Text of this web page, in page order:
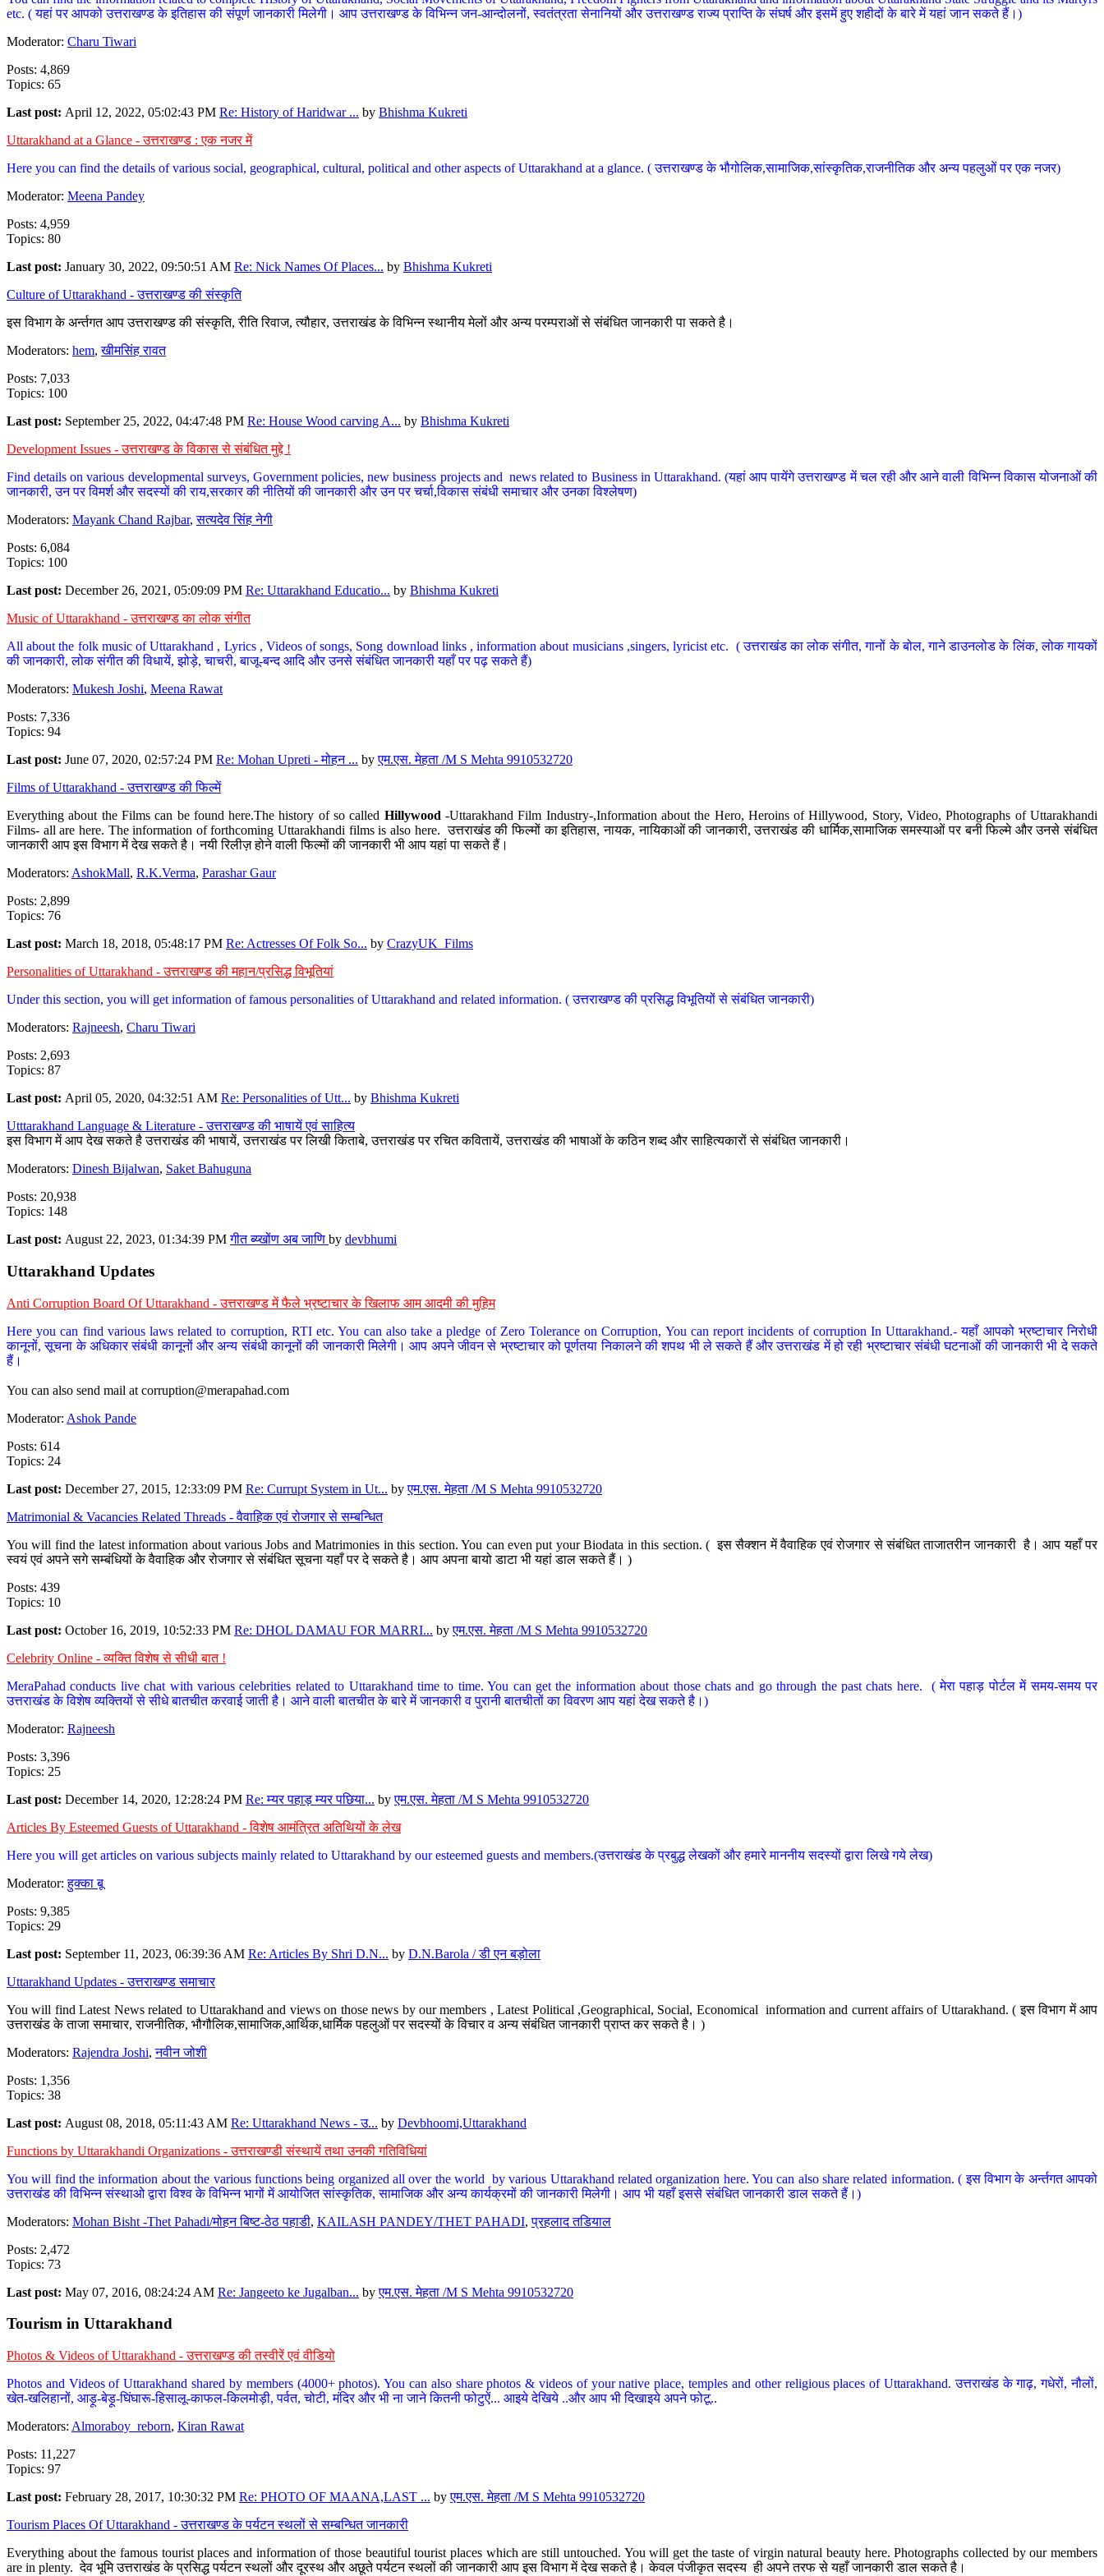
etc. ( यहां पर आपको उत्तराखण्ड के इतिहास की संपूर्ण जानकारी मिलेगी। आप उत्तराखण्ड के विभिन्न जन-आन्दोलनों, स्वतंत्रता सेनानियों और उत्तराखण्ड राज्य प्राप्ति के संघर्ष और इसमें हुए शहीदों के बारे में यहां जान सकते हैं।)
Moderator: Charu Tiwari
Posts: 4,869
Topics: 65
Last post: April 12, 2022, 05:02:43 PM Re: History of Haridwar ... by Bhishma Kukreti
Uttarakhand at a Glance - उत्तराखण्ड : एक नजर में
Here you can find the details of various social, geographical, cultural, political and other aspects of Uttarakhand at a glance. ( उत्तराखण्ड के भौगोलिक,सामाजिक,सांस्कृतिक,राजनीतिक और अन्य पहलुओं पर एक नजर)
Moderator: Meena Pandey
Posts: 4,959
Topics: 80
Last post: January 30, 2022, 09:50:51 AM Re: Nick Names Of Places... by Bhishma Kukreti
Culture of Uttarakhand - उत्तराखण्ड की संस्कृति
इस विभाग के अर्न्तगत आप उत्तराखण्ड की संस्कृति, रीति रिवाज, त्यौहार, उत्तराखंड के विभिन्न स्थानीय मेलों और अन्य परम्पराओं से संबंधित जानकारी पा सकते है।
Moderators: hem,खीमसिंह रावत
Posts: 7,033
Topics: 100
Last post: September 25, 2022, 04:47:48 PM Re: House Wood carving A... by Bhishma Kukreti
Development Issues - उत्तराखण्ड के विकास से संबंधित मुद्दे !
Find details on various developmental surveys, Government policies, new business projects and news related to Business in Uttarakhand. (यहां आप पायेंगे उत्तराखण्ड में चल रही और आने वाली विभिन्न विकास योजनाओं की
जानकारी, उन पर विमर्श और सदस्यों की राय,सरकार की नीतियों की जानकारी और उन पर चर्चा,विकास संबंधी समाचार और उनका विश्लेषण)
Moderators: Mayank Chand Rajbar,सत्यदेव सिंह नेगी
Posts: 6,084
Topics: 100
Last post: December 26, 2021, 05:09:09 PM Re: Uttarakhand Educatio... by Bhishma Kukreti
Music of Uttarakhand - उत्तराखण्ड का लोक संगीत
All about the folk music of Uttarakhand , Lyrics , Videos of songs, Song download links , information about musicians ,singers, lyricist etc. ( उत्तराखंड का लोक संगीत, गानों के बोल, गाने डाउनलोड के लिंक, लोक गायकों
की जानकारी, लोक संगीत की विधायें, झोड़े, चाचरी, बाजू-बन्द आदि और उनसे संबंधित जानकारी यहाँ पर पढ़ सकते हैं)
Moderators: Mukesh Joshi, Meena Rawat
Posts: 7,336
Topics: 94
Last post: June 07, 2020, 02:57:24 PM Re: Mohan Upreti - मोहन ... byएम.एस. मेहता /M S Mehta 9910532720
Films of Uttarakhand - उत्तराखण्ड की फिल्में
Everything about the Films can be found here.The history of so called Hillywood-Uttarakhand Film Industry-,Information about the Hero, Heroins of Hillywood, Story, Video, Photographs of Uttarakhandi
Films- all are here. The information of forthcoming Uttarakhandi films is also here. उत्तराखंड की फिल्मों का इतिहास, नायक, नायिकाओं की जानकारी, उत्तराखंड की धार्मिक,सामाजिक समस्याओं पर बनी फिल्मे और उनसे संबंधित
जानकारी आप इस विभाग में देख सकते है। नयी रिलीज़ होने वाली फिल्मों की जानकारी भी आप यहां पा सकते हैं।
Moderators: AshokMall, R.K.Verma, Parashar Gaur
Posts: 2,899
Topics: 76
Last post: March 18, 2018, 05:48:17 PM Re: Actresses Of Folk So... by CrazyUK_Films
Personalities of Uttarakhand - उत्तराखण्ड की महान/प्रसिद्ध विभूतियां
Under this section, you will get information of famous personalities of Uttarakhand and related information. ( उत्तराखण्ड की प्रसिद्ध विभूतियों से संबंधित जानकारी)
Moderators: Rajneesh, Charu Tiwari
Posts: 2,693
Topics: 87
Last post: April 05, 2020, 04:32:51 AM Re: Personalities of Utt... by Bhishma Kukreti
Utttarakhand Language & Literature - उत्तराखण्ड की भाषायें एवं साहित्य
इस विभाग में आप देख सकते है उत्तराखंड की भाषायें, उत्तराखंड पर लिखी किताबे, उत्तराखंड पर रचित कवितायें, उत्तराखंड की भाषाओं के कठिन शब्द और साहित्यकारों से संबंधित जानकारी।
Moderators: Dinesh Bijalwan, Saket Bahuguna
Posts: 20,938
Topics: 148
Last post: August 22, 2023, 01:34:39 PMगीत ब्य्खोंण अब जाणि by devbhumi
Uttarakhand Updates
Anti Corruption Board Of Uttarakhand - उत्तराखण्ड में फैले भ्रष्टाचार के खिलाफ आम आदमी की मुहिम
Here you can find various laws related to corruption, RTI etc. You can also take a pledge of Zero Tolerance on Corruption, You can report incidents of corruption In Uttarakhand.- यहाँ आपको भ्रष्टाचार निरोधी
कानूनों, सूचना के अधिकार संबंधी कानूनों और अन्य संबंधी कानूनों की जानकारी मिलेगी। आप अपने जीवन से भ्रष्टाचार को पूर्णतया निकालने की शपथ भी ले सकते हैं और उत्तराखंड में हो रही भ्रष्टाचार संबंधी घटनाओं की जानकारी भी दे सकते
हैं।
You can also send mail at corruption@merapahad.com
Moderator: Ashok Pande
Posts: 614
Topics: 24
Last post: December 27, 2015, 12:33:09 PM Re: Currupt System in Ut... byएम.एस. मेहता /M S Mehta 9910532720
Matrimonial & Vacancies Related Threads - वैवाहिक एवं रोजगार से सम्बन्धित
You will find the latest information about various Jobs and Matrimonies in this section. You can even put your Biodata in this section. ( इस सैक्शन में वैवाहिक एवं रोजगार से संबंधित ताजातरीन जानकारी है। आप यहाँ पर
स्वयं एवं अपने सगे सम्बंधियों के वैवाहिक और रोजगार से संबंधित सूचना यहाँ पर दे सकते है। आप अपना बायो डाटा भी यहां डाल सकते हैं। )
Posts: 439
Topics: 10
Last post: October 16, 2019, 10:52:33 PM Re: DHOL DAMAU FOR MARRI... byएम.एस. मेहता /M S Mehta 9910532720
Celebrity Online - व्यक्ति विशेष से सीधी बात !
MeraPahad conducts live chat with various celebrities related to Uttarakhand time to time. You can get the information about those chats and go through the past chats here. ( मेरा पहाड़ पोर्टल में समय-समय पर
उत्तराखंड के विशेष व्यक्तियों से सीधे बातचीत करवाई जाती है। आने वाली बातचीत के बारे में जानकारी व पुरानी बातचीतों का विवरण आप यहां देख सकते है।)
Moderator: Rajneesh
Posts: 3,396
Topics: 25
Last post: December 14, 2020, 12:28:24 PM Re: म्यर पहाड़ म्यर पछिया... byएम.एस. मेहता /M S Mehta 9910532720
Articles By Esteemed Guests of Uttarakhand - विशेष आमंत्रित अतिथियों के लेख
Here you will get articles on various subjects mainly related to Uttarakhand by our esteemed guests and members.(उत्तराखंड के प्रबुद्ध लेखकों और हमारे माननीय सदस्यों द्वारा लिखे गये लेख)
Moderator:हुक्का बू
Posts: 9,385
Topics: 29
Last post: September 11, 2023, 06:39:36 AM Re: Articles By Shri D.N... by D.N.Barola / डी एन बड़ोला
Uttarakhand Updates - उत्तराखण्ड समाचार
You will find Latest News related to Uttarakhand and views on those news by our members , Latest Political ,Geographical, Social, Economical information and current affairs of Uttarakhand. ( इस विभाग में आप
उत्तराखंड के ताजा समाचार, राजनीतिक, भौगौलिक,सामाजिक,आर्थिक,धार्मिक पहलुओं पर सदस्यों के विचार व अन्य संबंधित जानकारी प्राप्त कर सकते है। )
Moderators: Rajendra Joshi,नवीन जोशी
Posts: 1,356
Topics: 38
Last post: August 08, 2018, 05:11:43 AM Re: Uttarakhand News - उ... by Devbhoomi,Uttarakhand
Functions by Uttarakhandi Organizations - उत्तराखण्डी संस्थायें तथा उनकी गतिविधियां
You will find the information about the various functions being organized all over the world by various Uttarakhand related organization here. You can also share related information. ( इस विभाग के अर्न्तगत आपको
उत्तराखंड की विभिन्न संस्थाओ द्वारा विश्व के विभिन्न भागों में आयोजित सांस्कृतिक, सामाजिक और अन्य कार्यक्रमों की जानकारी मिलेगी। आप भी यहाँ इससे संबंधित जानकारी डाल सकते हैं।)
Moderators: Mohan Bisht -Thet Pahadi/मोहन बिष्ट-ठेठ पहाडी, KAILASH PANDEY/THET PAHADI,प्रहलाद तडियाल
Posts: 2,472
Topics: 73
Last post: May 07, 2016, 08:24:24 AM Re: Jangeeto ke Jugalban... byएम.एस. मेहता /M S Mehta 9910532720
Tourism in Uttarakhand
Photos & Videos of Uttarakhand - उत्तराखण्ड की तस्वीरें एवं वीडियो
Photos and Videos of Uttarakhand shared by members (4000+ photos). You can also share photos & videos of your native place, temples and other religious places of Uttarakhand. उत्तराखंड के गाढ़, गधेरों, नौलों,
खेत-खलिहानों, आड़ू-बेड़ू-घिंघारू-हिसालू-काफल-किलमोड़ी, पर्वत, चोटी, मंदिर और भी ना जाने कितनी फोटुऐं... आइये देखिये ..और आप भी दिखाइये अपने फोटू..
Moderators: Almoraboy_reborn, Kiran Rawat
Posts: 11,227
Topics: 97
Last post: February 28, 2017, 10:30:32 PM Re: PHOTO OF MAANA,LAST ... byएम.एस. मेहता /M S Mehta 9910532720
Tourism Places Of Uttarakhand - उत्तराखण्ड के पर्यटन स्थलों से सम्बन्धित जानकारी
Everything about the famous tourist places and information of those beautiful tourist places which are still untouched. You will get the taste of virgin natural beauty here. Photographs collected by our members
are in plenty. देव भूमि उत्तराखंड के प्रसिद्ध पर्यटन स्थलों और दूरस्थ और अछूते पर्यटन स्थलों की जानकारी आप इस विभाग में देख सकते है। केवल पंजीकृत सदस्य ही अपने तरफ से यहाँ जानकारी डाल सकते है।